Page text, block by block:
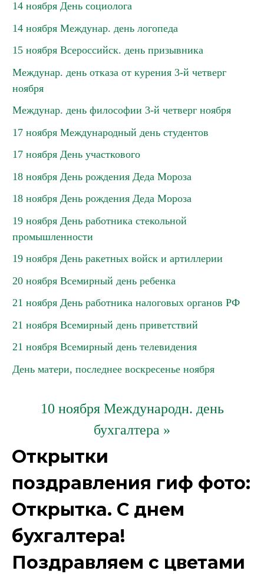
14 ноября День социолога
14 ноября Междунар. день логопеда
15 ноября Всероссийск. день призывника
Междунар. день отказа от курения 3-й четверг
ноября
Междунар. день философии 3-й четверг ноября
17 ноября Международный день студентов
17 ноября День участкового
18 ноября День рождения Деда Мороза
18 ноября День рождения Деда Мороза
19 ноября День работника стекольной
промышленности
19 ноября День ракетных войск и артиллерии
20 ноября Всемирный день ребенка
21 ноября День работника налоговых органов РФ
21 ноября Всемирный день приветствий
21 ноября Всемирный день телевидения
День матери, последнее воскресенье ноября
10 ноября Международн. день
бухгалтера »
Открытки
поздравления гиф фото:
Открытка. С днем
бухгалтера!
Поздравляем с цветами